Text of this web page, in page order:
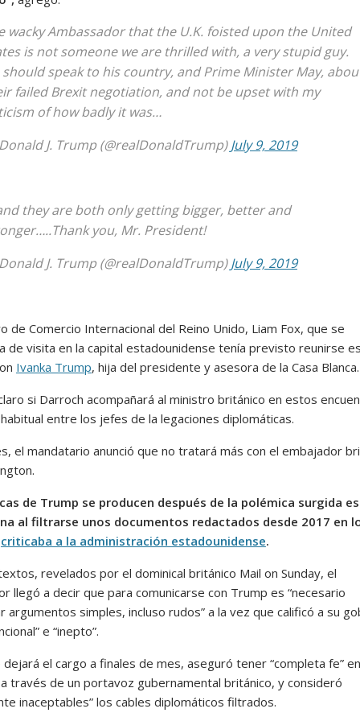
wacky Ambassador that the U.K. foisted upon the United
is not someone we are thrilled with, a very stupid guy.
should speak to his country, and Prime Minister May,
failed Brexit negotiation, and not be upset with my
of how badly it was…
J. Trump (@realDonaldTrump)July 9, 2019
they are both only getting bigger, better and
you, Mr. President!
J. Trump (@realDonaldTrump)July 9, 2019
de Comercio Internacional del Reino Unido, Liam Fox, que se
de visita en la capital estadounidense tenía previsto reunirse
Ivanka Trump, hija del presidente y asesora de la Casa Blanca.
si Darroch acompañará al ministro británico en estos
entre los jefes de la legaciones diplomáticas.
el mandatario anunció que no tratará más con el embajador
de Trump se producen después de la polémica surgida
al filtrarse unos documentos redactados desde 2017 en
criticaba a la administración estadounidense.
revelados por el dominical británico Mail on Sunday, el
llegó a decir que para comunicarse con Trump es “necesario
argumentos simples, incluso rudos” a la vez que calificó a su
e “inepto”.
dejará el cargo a finales de mes, aseguró tener “completa fe” en
través de un portavoz gubernamental británico, y consideró
inaceptables” los cables diplomáticos filtrados.